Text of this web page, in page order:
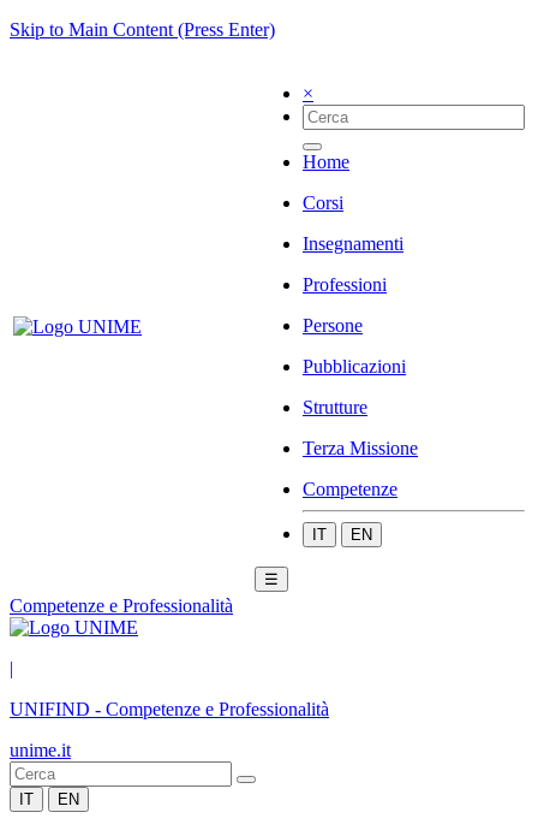
Skip to Main Content (Press Enter)
×
Home
Corsi
Insegnamenti
Professioni
Persone
Pubblicazioni
Strutture
Terza Missione
Competenze
IT EN
☰
Competenze e Professionalità
|
UNIFIND - Competenze e Professionalità
unime.it
IT EN